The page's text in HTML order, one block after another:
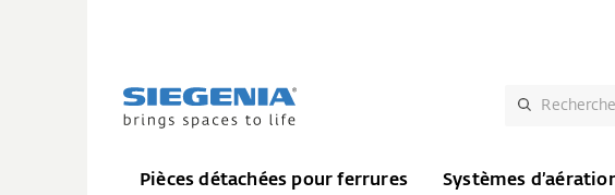
Pièces détachées pour ferrures Systèmes